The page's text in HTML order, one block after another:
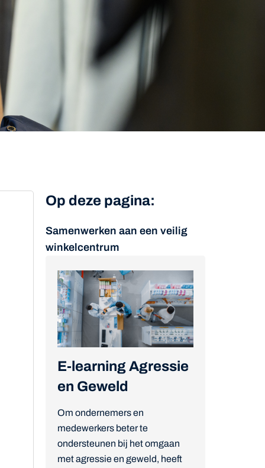
Op deze pagina:
Samenwerken aan een veilig
winkelcentrum
E-learning Agressie
en Geweld
Om ondernemers en
medewerkers beter te
ondersteunen bij het omgaan
met agressie en geweld, heeft